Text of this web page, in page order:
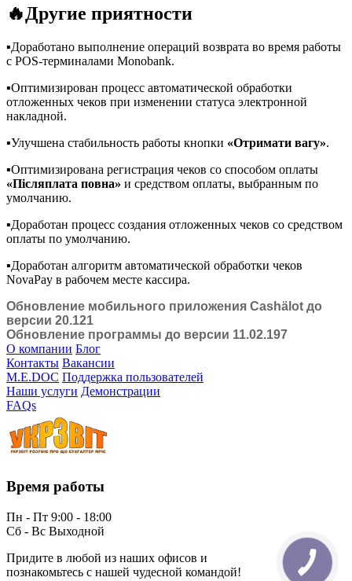
🔥Другие приятности
▪️Доработано выполнение операций возврата во время работы
с POS-терминалами Monobank.
▪️Оптимизирован процесс автоматической обработки
отложенных чеков при изменении статуса электронной
накладной.
▪️Улучшена стабильность работы кнопки «Отримати вагу».
▪️Оптимизирована регистрация чеков со способом оплаты
«Післяплата повна» и средством оплаты, выбранным по
умолчанию.
▪️Доработан процесс создания отложенных чеков со средством
оплаты по умолчанию.
▪️Доработан алгоритм автоматической обработки чеков
NovaPay в рабочем месте кассира.
Обновление мобильного приложения Cashӓlot до
версии 20.121
Обновление программы до версии 11.02.197
О компании Блог
Контакты Вакансии
M.E.DOC Поддержка пользователей
Наши услуги Демонстрации
FAQs
Время работы
Пн - Пт 9:00 - 18:00
Сб - Вс Выходной
Придите в любой из наших офисов и
познакомьтесь с нашей чудесной командой!